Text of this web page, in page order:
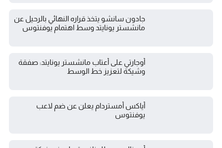
جادون سانشو يتخذ قراره النهائي بالرحيل عن
مانشستر يونايتد وسط اهتمام يوفنتوس
أوجارتي على أعتاب مانشستر يونايتد: صفقة
وشيكة لتعزيز خط الوسط
أياكس أمستردام يعلن عن ضم لاعب
يوفنتوس